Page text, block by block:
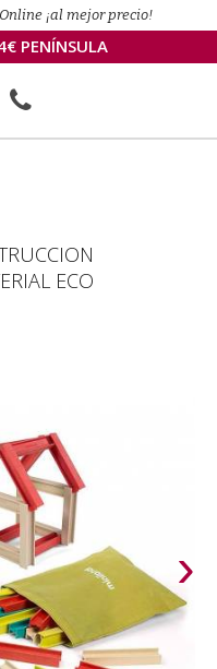
¡al mejor precio!
PENÍNSULA
ECO
›